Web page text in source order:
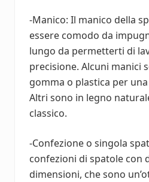
-Manico: Il manico della
essere comodo da
lungo da permetterti di
precisione. Alcuni manici
gomma o plastica per
Altri sono in legno
classico.
-Confezione o singola
confezioni di spatole con
dimensioni, che sono